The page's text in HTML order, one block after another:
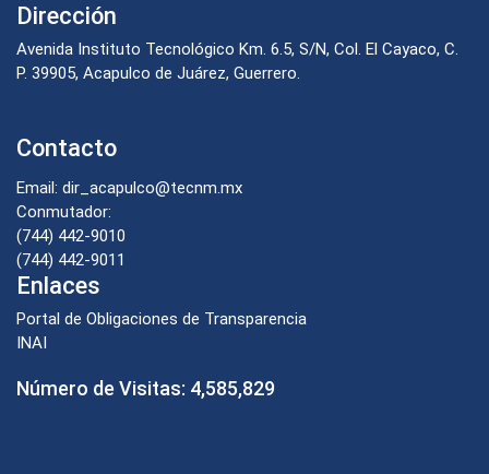
Dirección
Avenida Instituto Tecnológico Km. 6.5, S/N, Col. El Cayaco, C.
P. 39905, Acapulco de Juárez, Guerrero.
Contacto
Email: dir_acapulco@tecnm.mx
Conmutador:
(744) 442-9010
(744) 442-9011
Enlaces
Portal de Obligaciones de Transparencia
INAI
Número de Visitas: 4,585,829